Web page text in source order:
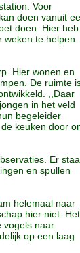
Voor
doen vanuit
doen. Hier heb
te helpen.
Hier wonen en
De ruimte
,,Daar
in het veld
begeleider
keuken door
Er
en spullen
helemaal naar
hier niet. Het
vogels naar
op een laag